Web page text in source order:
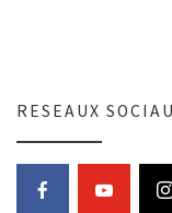
RESEAUX